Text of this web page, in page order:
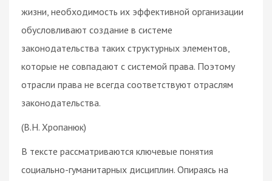
жизни, необходимость их эффективной организации
обусловливают создание в системе
законодательства таких структурных элементов,
которые не совпадают с системой права. Поэтому
отрасли права не всегда соответствуют отраслям
законодательства.
(В.Н. Хропанюк)
В тексте рассматриваются ключевые понятия
социально-гуманитарных дисциплин. Опираясь на